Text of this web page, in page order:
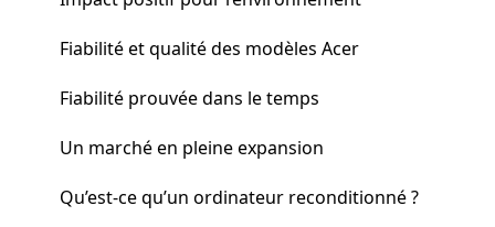
Fiabilité et qualité des modèles Acer
Fiabilité prouvée dans le temps
Un marché en pleine expansion
Qu’est-ce qu’un ordinateur reconditionné ?